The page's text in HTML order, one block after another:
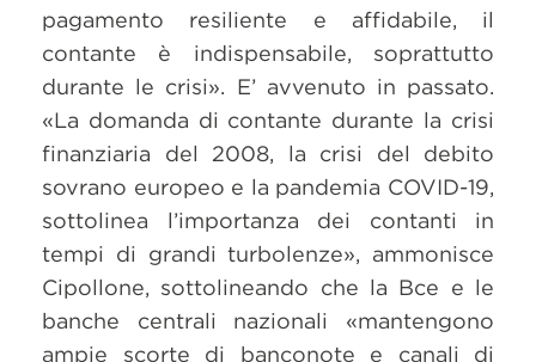
pagamento resiliente e affidabile, il
contante è indispensabile, soprattutto
durante le crisi». E’ avvenuto in passato.
«La domanda di contante durante la crisi
finanziaria del 2008, la crisi del debito
sovrano europeo e la pandemia COVID-19,
sottolinea l’importanza dei contanti in
tempi di grandi turbolenze», ammonisce
Cipollone, sottolineando che la Bce e le
banche centrali nazionali «mantengono
ampie scorte di banconote e canali di